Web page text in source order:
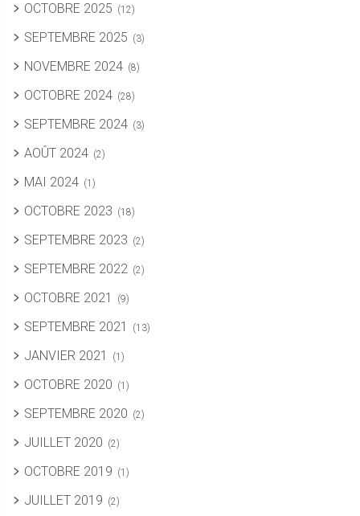
OCTOBRE 2025 (12)
SEPTEMBRE 2025 (3)
NOVEMBRE 2024 (8)
OCTOBRE 2024 (28)
SEPTEMBRE 2024 (3)
AOÛT 2024 (2)
MAI 2024 (1)
OCTOBRE 2023 (18)
SEPTEMBRE 2023 (2)
SEPTEMBRE 2022 (2)
OCTOBRE 2021 (9)
SEPTEMBRE 2021 (13)
JANVIER 2021 (1)
OCTOBRE 2020 (1)
SEPTEMBRE 2020 (2)
JUILLET 2020 (2)
OCTOBRE 2019 (1)
JUILLET 2019 (2)